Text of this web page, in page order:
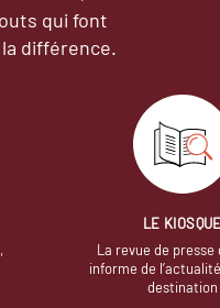
qui font
différence.
LE
La revue de presse
informe de
destination